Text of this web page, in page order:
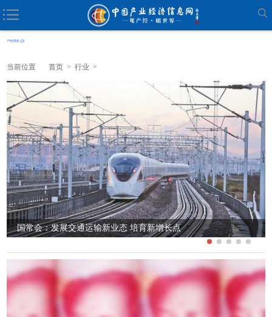
当前位置 首页 > 行业 >
连续两个月高于临界点 4月制造业PMI保持扩张